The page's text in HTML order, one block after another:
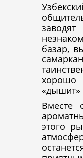
базар,
хорошо
«дышит»
Вместе
этого